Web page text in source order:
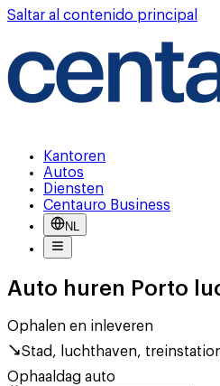
Saltar al contenido principal
Kantoren
Autos
Diensten
Centauro Business
NL
Auto huren Porto
Ophalen en inleveren
Stad, luchthaven,
Ophaaldag auto